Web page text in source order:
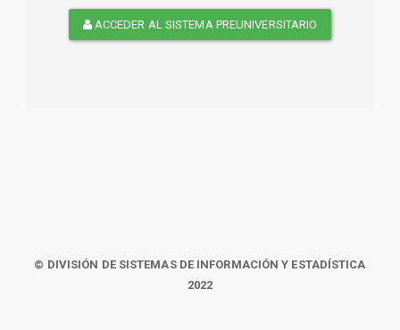
ACCEDER AL SISTEMA PREUNIVERSITARIO
© DIVISIÓN DE SISTEMAS DE INFORMACIÓN Y ESTADÍSTICA
2022